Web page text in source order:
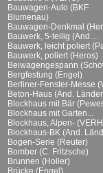
Bauwagen-Auto (BKF
Blumenau)
Bauwagen-Denkmal
Bauwerk, 5-teilig (And....
Bauwerk, leicht poliert
Bauwerk, poliert (Heros)
Beiwagengespann
Bergfestung (Engel)
Berliner-Fenster-Messe
Beton-Haus (And.
Blockhaus mit Bär
Blockhaus mit Garten...
Blockhaus, Alpen-
Blockhaus-BK (And.
Bogen-Serie (Reuter)
Bomber (C. Fritzsche)
Brunnen (Holler)
Brücke (Engel)